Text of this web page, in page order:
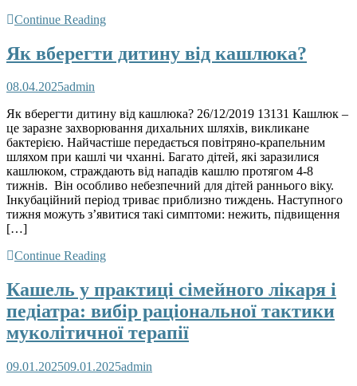
Continue Reading
Як вберегти дитину від кашлюка?
08.04.2025admin
Як вберегти дитину від кашлюка? 26/12/2019 13131 Кашлюк –
це заразне захворювання дихальних шляхів, викликане
бактерією. Найчастіше передається повітряно-крапельним
шляхом при кашлі чи чханні. Багато дітей, які заразилися
кашлюком, страждають від нападів кашлю протягом 4-8
тижнів. Він особливо небезпечний для дітей раннього віку.
Інку­ба­ційний період триває приблизно тиждень. Наступного
тижня можуть з’явитися такі симптоми: нежить, підвищення
[…]
Continue Reading
Кашель у практиці сімейного лікаря і
педіатра: вибір раціональної тактики
муколітичної терапії
09.01.202509.01.2025admin